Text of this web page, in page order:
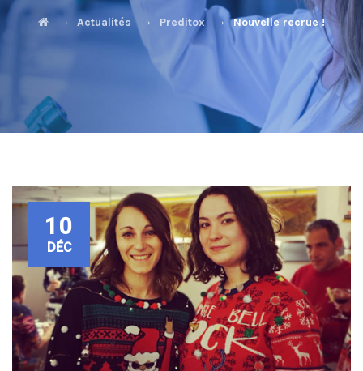
→ Actualités → Preditox →Nouvelle recrue !
10
DÉC